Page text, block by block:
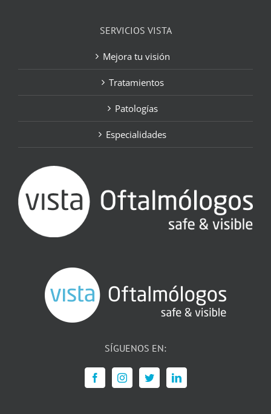
SERVICIOS VISTA
Mejora tu visión
Tratamientos
Patologías
Especialidades
SÍGUENOS EN: